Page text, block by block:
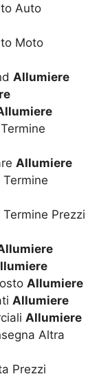
Auto
Moto
Allumiere
Allumiere
Prezzi
Allumiere
Allumiere
Allumiere
Altra
Prezzi